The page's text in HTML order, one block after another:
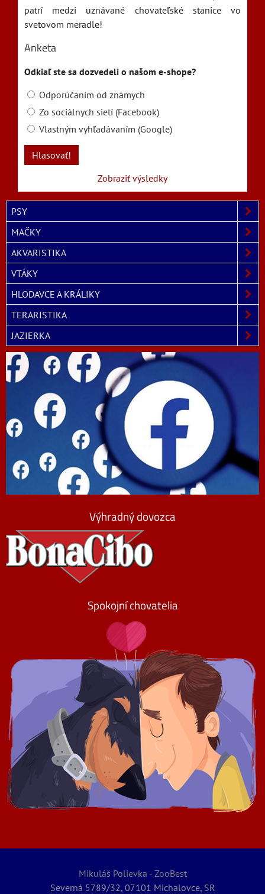
patrí medzi uznávané chovateľské stanice vo
svetovom meradle!
Anketa
Odkiaľ ste sa dozvedeli o našom e-shope?
Odporúčaním od známych
Zo sociálnych sietí (Facebook)
Vlastným vyhľadávaním (Google)
Hlasovať!
Zobraziť výsledky
PSY
MAČKY
AKVARISTIKA
VTÁKY
HLODAVCE A KRÁLIKY
TERARISTIKA
JAZIERKA
Výhradný dovozca
Spokojní chovatelia
Mikuláš Polievka - ZooBest
Severná 5789/32, 07101 Michalovce, SR